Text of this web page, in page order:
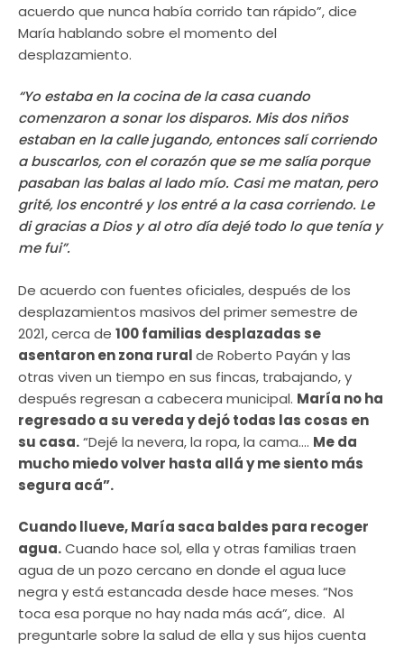
acuerdo que nunca había corrido tan rápido”, dice
María hablando sobre el momento del
desplazamiento.
“Yo estaba en la cocina de la casa cuando
comenzaron a sonar los disparos. Mis dos niños
estaban en la calle jugando, entonces salí corriendo
a buscarlos, con el corazón que se me salía porque
pasaban las balas al lado mío. Casi me matan, pero
grité, los encontré y los entré a la casa corriendo. Le
di gracias a Dios y al otro día dejé todo lo que tenía y
me fui”.
De acuerdo con fuentes oficiales, después de los
desplazamientos masivos del primer semestre de
2021, cerca de 100 familias desplazadas se
asentaron en zona ruralde Roberto Payán y las
otras viven un tiempo en sus fincas, trabajando, y
después regresan a cabecera municipal. María no ha
regresado a su vereda y dejó todas las cosas en
su casa.“Dejé la nevera, la ropa, la cama…. Me da
mucho miedo volver hasta allá y me siento más
segura acá”.
Cuando llueve, María saca baldes para recoger
agua.Cuando hace sol, ella y otras familias traen
agua de un pozo cercano en donde el agua luce
negra y está estancada desde hace meses. “Nos
toca esa porque no hay nada más acá”, dice. Al
preguntarle sobre la salud de ella y sus hijos cuenta